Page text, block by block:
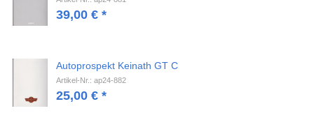
39,00 €*
Autoprospekt Keinath GT C
Artikel-Nr.: ap24-882
25,00 €*